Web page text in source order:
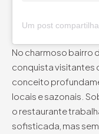
No charmoso bairro
conquista visitantes
conceito
locais e sazonais.
o restaurante
sofisticada, mas